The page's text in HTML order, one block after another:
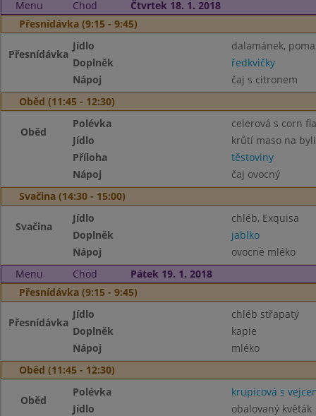
Menu
Chod
Čtvrtek 18. 1. 2018
Přesnídávka (9:15 - 9:45)
Přesnídávka
Jídlo
dalamánek,
Doplněk
ředkvičky
Nápoj
čaj s citronem
Oběd (11:45 - 12:30)
Oběd
Polévka
celerová s corn
Jídlo
krůtí maso na
Příloha
těstoviny
Nápoj
čaj ovocný
Svačina (14:30 - 15:00)
Svačina
Jídlo
chléb, Exquisa
Doplněk
jablko
Nápoj
ovocné mléko
Menu
Chod
Pátek 19. 1. 2018
Přesnídávka (9:15 - 9:45)
Přesnídávka
Jídlo
chléb střapatý
Doplněk
kapie
Nápoj
mléko
Oběd (11:45 - 12:30)
Oběd
Polévka
krupicová s
Jídlo
obalovaný květák